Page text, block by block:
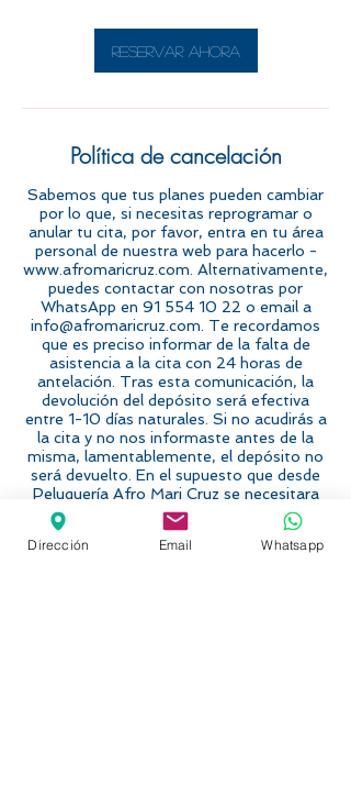
Reservar ahora
Política de cancelación
Sabemos que tus planes pueden cambiar
por lo que, si necesitas reprogramar o
anular tu cita, por favor, entra en tu área
personal de nuestra web para hacerlo -
www.afromaricruz.com. Alternativamente,
puedes contactar con nosotras por
WhatsApp en 91 554 10 22 o email a
info@afromaricruz.com. Te recordamos
que es preciso informar de la falta de
asistencia a la cita con 24 horas de
antelación. Tras esta comunicación, la
devolución del depósito será efectiva
entre 1-10 días naturales. Si no acudirás a
la cita y no nos informaste antes de la
misma, lamentablemente, el depósito no
será devuelto. En el supuesto que desde
Peluquería Afro Mari Cruz se necesitara
cambiar o anular una cita por cuestiones
operativas, la devolución del depósito
sería íntegra entre 1-10 días naturales. Si
Dirección Email Whatsapp